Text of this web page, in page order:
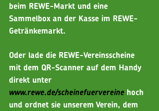
beim REWE-Markt und eine
Sammelbox an der Kasse im REWE-
Getränkemarkt.
Oder lade die REWE-Vereinsscheine
mit dem QR-Scanner auf dem Handy
direkt unter
www.rewe.de/scheinefuervereine hoch
und ordnet sie unserem Verein, dem